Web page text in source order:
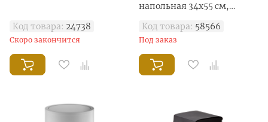
Код товара: 24738
Скоро закончится
напольная 34x55 см,
Код товара: 58566
Под заказ